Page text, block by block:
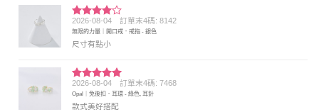
評分4
滿分 5
2026-08-04 訂單末4碼: 8142
無限的力量｜開口戒．戒指 - 銀色
尺寸有點小
評分5 滿
分 5
2026-08-04 訂單末4碼: 7468
Opal｜免後扣．耳環 - 綠色, 耳針
款式美好搭配